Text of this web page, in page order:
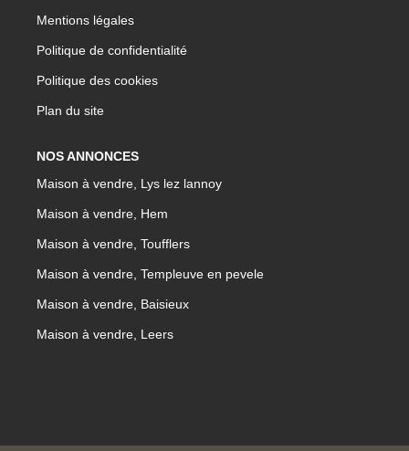
Mentions légales
Politique de confidentialité
Politique des cookies
Plan du site
NOS ANNONCES
Maison à vendre, Lys lez lannoy
Maison à vendre, Hem
Maison à vendre, Toufflers
Maison à vendre, Templeuve en pevele
Maison à vendre, Baisieux
Maison à vendre, Leers